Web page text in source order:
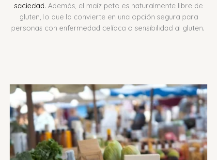
saciedad. Además, el maíz peto es naturalmente libre de
gluten, lo que la convierte en una opción segura para
personas con enfermedad celíaca o sensibilidad al gluten.